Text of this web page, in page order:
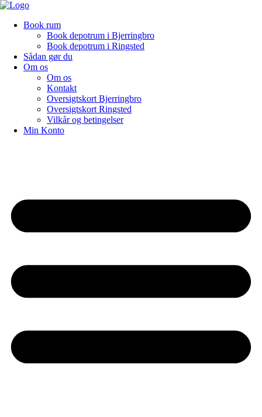
Videre
indholdBook rum
Book depotrum i Bjerringbro
Book depotrum i Ringsted
Sådan gør du
Om os
Om os
Kontakt
Oversigtskort Bjerringbro
Oversigtskort Ringsted
Vilkår og betingelser
Min Konto